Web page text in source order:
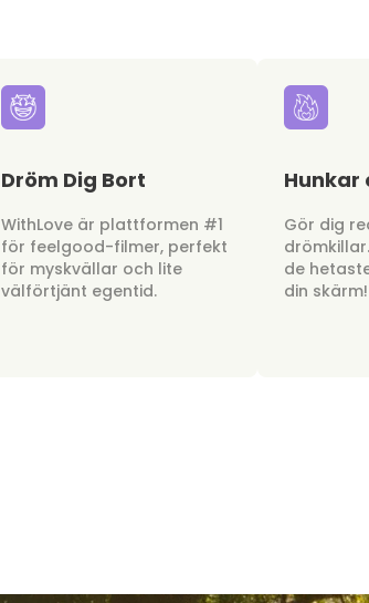
Dröm Dig Bort
WithLove är plattformen #1
för feelgood-filmer, perfekt
för myskvällar och lite
välförtjänt egentid.
Hunkar
Gör dig
de
din skärm!